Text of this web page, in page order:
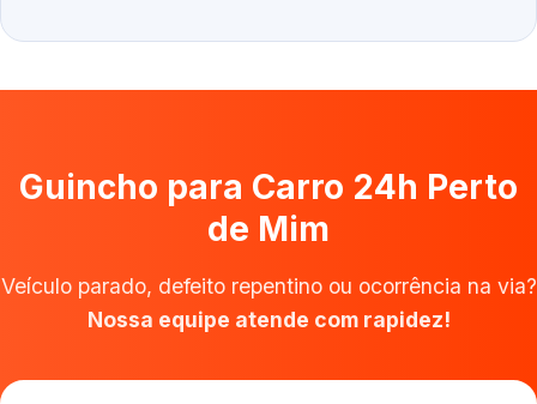
Guincho para Carro 24h Perto
de Mim
Veículo parado, defeito repentino ou ocorrência na via?
Nossa equipe atende com rapidez!